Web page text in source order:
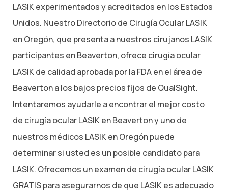
LASIK experimentados y acreditados en los Estados
Unidos. Nuestro Directorio de Cirugía Ocular LASIK
en Oregón, que presenta a nuestros cirujanos LASIK
participantes en Beaverton, ofrece cirugía ocular
LASIK de calidad aprobada por la FDA en el área de
Beaverton a los bajos precios fijos de QualSight.
Intentaremos ayudarle a encontrar el mejor costo
de cirugía ocular LASIK en Beaverton y uno de
nuestros médicos LASIK en Oregón puede
determinar si usted es un posible candidato para
LASIK. Ofrecemos un examen de cirugía ocular LASIK
GRATIS para asegurarnos de que LASIK es adecuado